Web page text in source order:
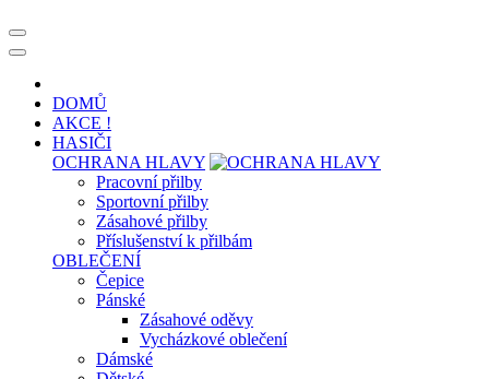
DOMŮ
AKCE !
HASIČI
OCHRANA HLAVY
Pracovní přilby
Sportovní přilby
Zásahové přilby
Příslušenství k přilbám
OBLEČENÍ
Čepice
Pánské
Zásahové oděvy
Vycházkové oblečení
Dámské